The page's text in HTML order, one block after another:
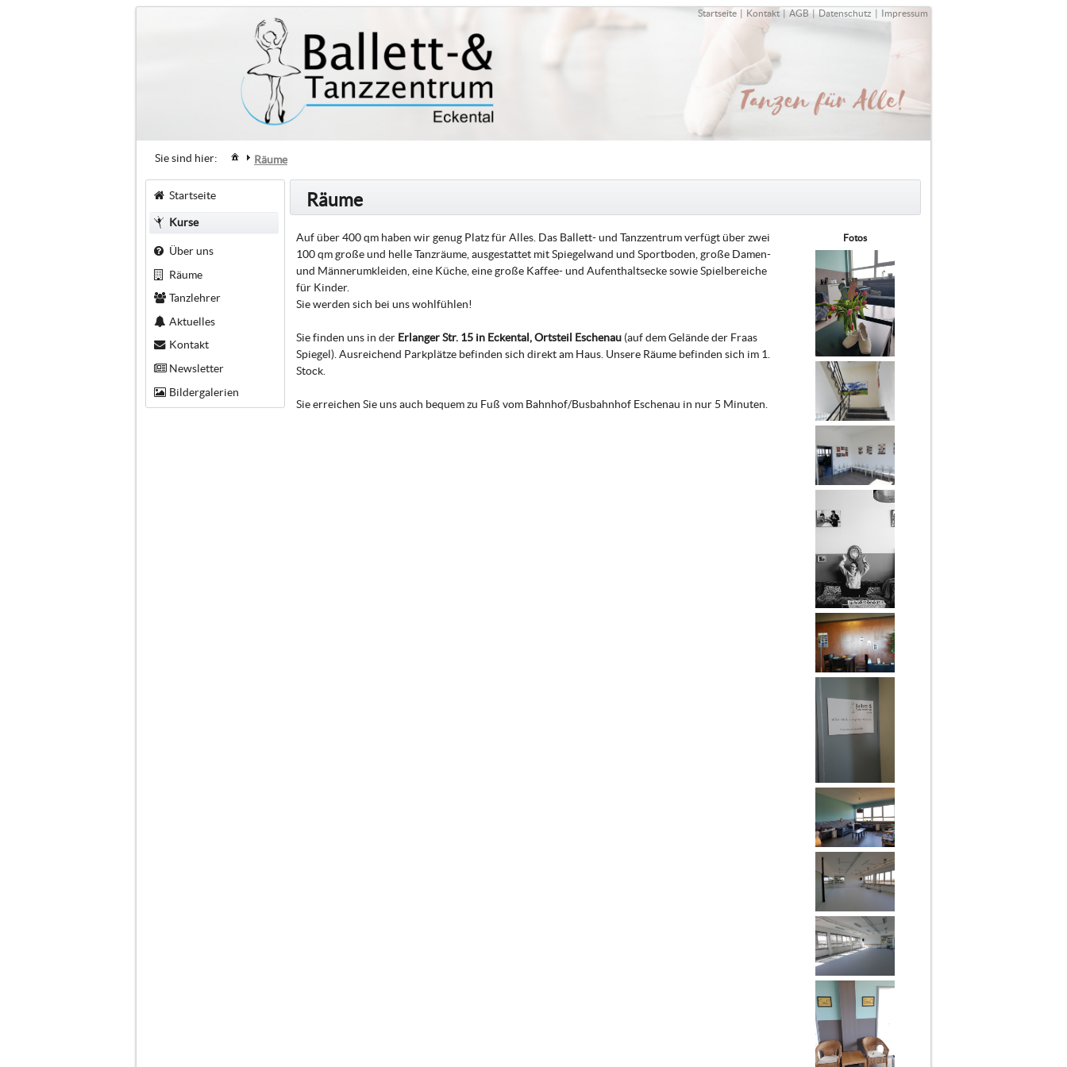
Startseite | Kontakt | AGB | Datenschutz | Impressum
Sie sind hier: Räume
Startseite
Kurse
Über uns
Räume
Tanzlehrer
Aktuelles
Kontakt
Newsletter
Bildergalerien
Räume
Auf über 400 qm haben wir genug Platz für Alles. Das Ballett- und Tanzzentrum verfügt über zwei
100 qm große und helle Tanzräume, ausgestattet mit Spiegelwand und Sportboden, große Damen-
und Männerumkleiden, eine Küche, eine große Kaffee- und Aufenthaltsecke sowie Spielbereiche
für Kinder.
Sie werden sich bei uns wohlfühlen!
Sie finden uns in der Erlanger Str. 15 in Eckental, Ortsteil Eschenau (auf dem Gelände der Fraas
Spiegel). Ausreichend Parkplätze befinden sich direkt am Haus. Unsere Räume befinden sich im 1.
Stock.
Sie erreichen Sie uns auch bequem zu Fuß vom Bahnhof/Busbahnhof Eschenau in nur 5 Minuten.
Fotos